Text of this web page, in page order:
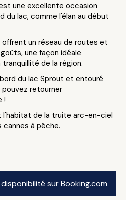
une excellente occasion
du lac, comme l'élan au début
offrent un réseau de routes et
une façon idéale
de la région.
du lac Sprout et entouré
retourner
!
l'habitat de la truite arc-en-ciel
à pêche.
sur Booking.com